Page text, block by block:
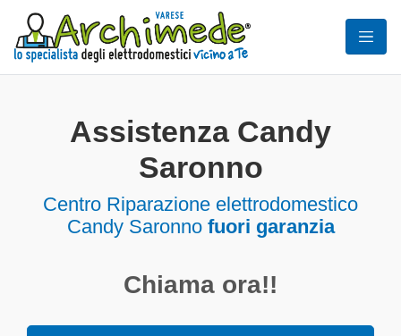
Assistenza Candy
Saronno
Centro Riparazione elettrodomestico
Candy Saronno fuori garanzia
Chiama ora!!